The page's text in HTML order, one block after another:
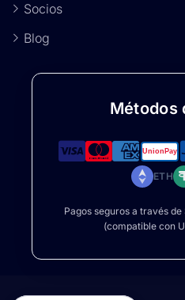
Socios
Blog
Métodos
ETH
Pagos seguros a través
(compatible con